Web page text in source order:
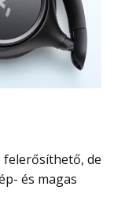
felerősíthető, de
és magas